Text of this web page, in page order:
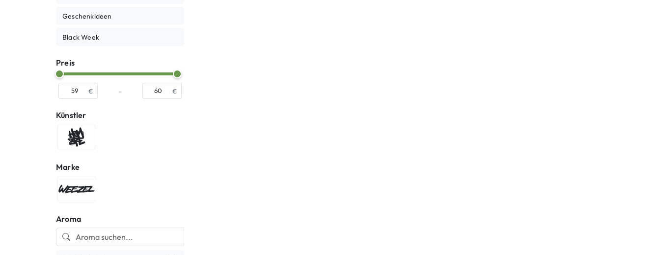
Geschenkideen
Black Week
Preis
€ - €
Künstler
Hombre SUK
Marke
WEEZEL®
Aroma